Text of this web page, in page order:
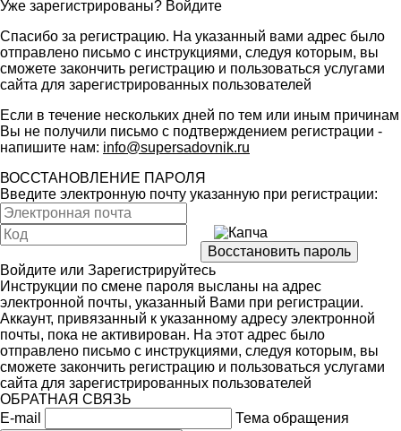
Уже зарегистрированы? Войдите
Спасибо за регистрацию. На указанный вами адрес было
отправлено письмо с инструкциями, следуя которым, вы
сможете закончить регистрацию и пользоваться услугами
сайта для зарегистрированных пользователей
Если в течение нескольких дней по тем или иным причинам
Вы не получили письмо с подтверждением регистрации -
напишите нам: info@supersadovnik.ru
ВОССТАНОВЛЕНИЕ ПАРОЛЯ
Введите электронную почту указанную при регистрации:
Войдите или Зарегистрируйтесь
Инструкции по смене пароля высланы на адрес
электронной почты, указанный Вами при регистрации.
Аккаунт, привязанный к указанному адресу электронной
почты, пока не активирован. На этот адрес было
отправлено письмо с инструкциями, следуя которым, вы
сможете закончить регистрацию и пользоваться услугами
сайта для зарегистрированных пользователей
ОБРАТНАЯ СВЯЗЬ
E-mail
Тема обращения